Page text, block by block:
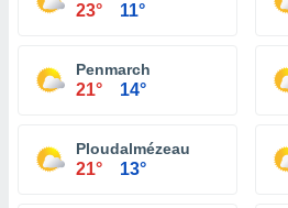
23° 11°
Penmarch
21° 14°
Ploudalmézeau
21° 13°